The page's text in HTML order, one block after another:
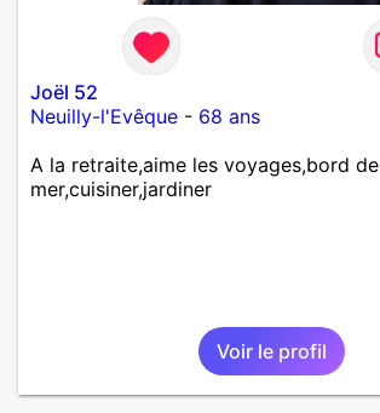
Joël 52
Neuilly-l'Evêque - 68 ans
A la retraite,aime les voyages,bord de
mer,cuisiner,jardiner
Voir le profil